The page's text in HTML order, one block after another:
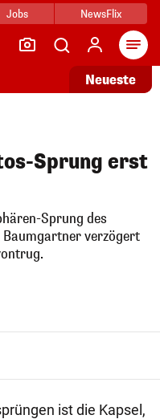
Jobs NewsFlix
Neueste
Sprung erst
Sprung des
verzögert
ist die Kapsel,